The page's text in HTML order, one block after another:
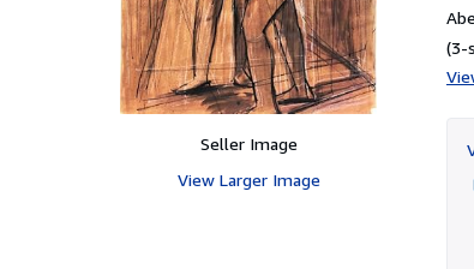
Seller Image
View Larger Image
(3-